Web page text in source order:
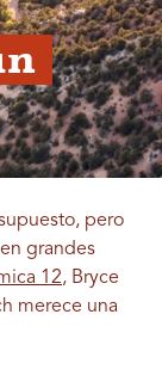
pero
grandes
12, Bryce
merece una